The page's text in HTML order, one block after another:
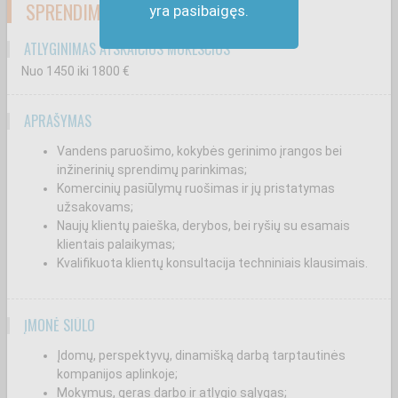
yra pasibaigęs.
SPRENDIMAI, ĮRANGOS PARDAVIMAI)
ATLYGINIMAS ATSKAIČIUS MOKESČIUS
Nuo 1450 iki 1800 €
APRAŠYMAS
Vandens paruošimo, kokybės gerinimo įrangos bei
inžinerinių sprendimų parinkimas;
Komercinių pasiūlymų ruošimas ir jų pristatymas
užsakovams;
Naujų klientų paieška, derybos, bei ryšių su esamais
klientais palaikymas;
Kvalifikuota klientų konsultacija techniniais klausimais.
ĮMONĖ SIŪLO
Įdomų, perspektyvų, dinamišką darbą tarptautinės
kompanijos aplinkoje;
Mokymus, geras darbo ir atlygio sąlygas;